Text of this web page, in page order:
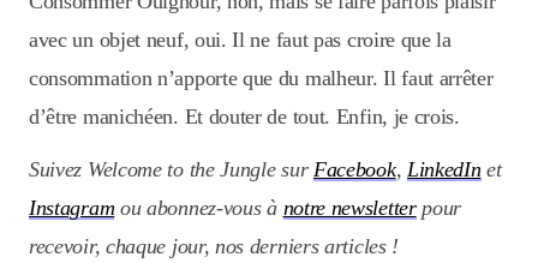
avec un objet neuf, oui. Il ne faut pas croire que la
consommation n’apporte que du malheur. Il faut arrêter
d’être manichéen. Et douter de tout. Enfin, je crois.
Suivez Welcome to the Jungle sur Facebook, LinkedIn et
Instagram ou abonnez-vous à notre newsletterpour
recevoir, chaque jour, nos derniers articles !